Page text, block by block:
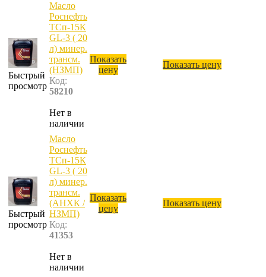
Быстрый
просмотр
Масло
Роснефть
ТСп-15К
GL-3 ( 20
л) минер.
трансм.
(НЗМП)
Код:
58210
Нет в
наличии
Показать
цену
Показать цену
Быстрый
просмотр
Масло
Роснефть
ТСп-15К
GL-3 ( 20
л) минер.
трансм.
(АНХК /
НЗМП)
Код:
41353
Нет в
наличии
Показать
цену
Показать цену